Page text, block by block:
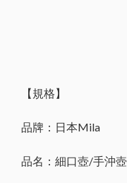
【規格】
品牌：日本Mila
品名：細口壺/手沖壺